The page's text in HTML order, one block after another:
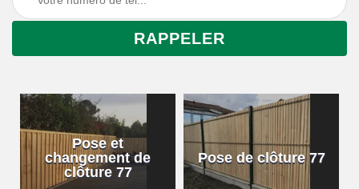
Pose et
changement de
clôture 77
Pose de clôture 77